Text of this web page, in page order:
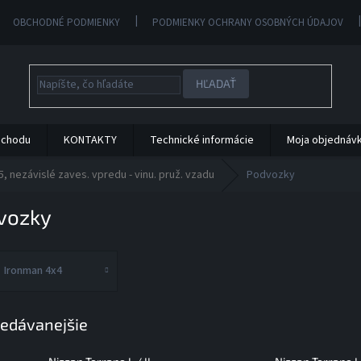
OBCHODNÉ PODMIENKY PODMIENKY OCHRANY OSOBNÝCH ÚDAJOV
HĽADAŤ
KONTAKTY Technické informácie Moja
nezávislé zaves. vpredu - vinu. pruž. vzadu Podvozky
Ironman 4x4